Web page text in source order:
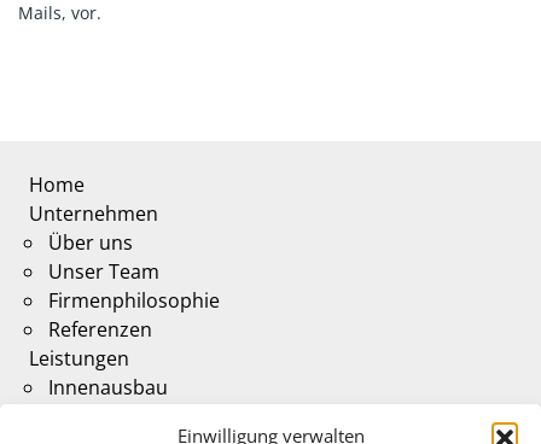
Einwilligung verwalten
Mails, vor.
Home
Unternehmen
Über uns
Unser Team
Firmenphilosophie
Referenzen
Leistungen
Innenausbau